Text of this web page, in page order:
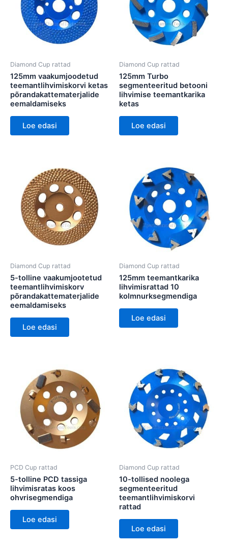
Diamond Cup rattad
125mm vaakumjoodetud
teemantlihvimiskorvi ketas
põrandakattematerjalide
eemaldamiseks
Loe edasi
Diamond Cup rattad
125mm Turbo
segmenteeritud betooni
lihvimise teemantkarika
ketas
Loe edasi
Diamond Cup rattad
5-tolline vaakumjootetud
teemantlihvimiskorv
põrandakattematerjalide
eemaldamiseks
Loe edasi
Diamond Cup rattad
125mm teemantkarika
lihvimisrattad 10
kolmnurksegmendiga
Loe edasi
PCD Cup rattad
5-tolline PCD tassiga
lihvimisratas koos
ohvrisegmendiga
Loe edasi
Diamond Cup rattad
10-tollised noolega
segmenteeritud
teemantlihvimiskorvi
rattad
Loe edasi